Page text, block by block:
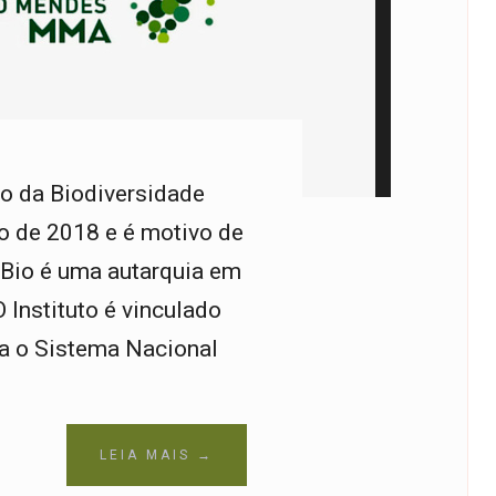
da Biodiversidade
de 2018 e é motivo de
é uma autarquia em
Instituto é vinculado
o Sistema Nacional
LEIA MAIS →